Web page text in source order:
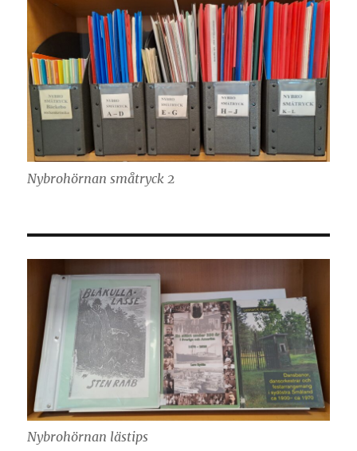
Nybrohörnan småtryck 2
Nybrohörnan lästips